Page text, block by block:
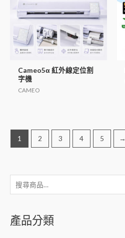
產品分類
Cameo5α 紅外線定位割
字機
CAMEO
1 2 3 4 5 →